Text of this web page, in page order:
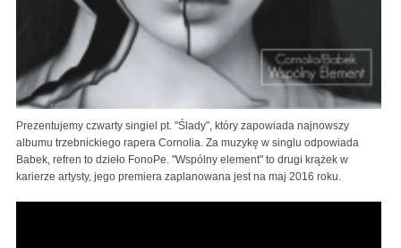
Prezentujemy czwarty singiel pt. "Ślady”, który zapowiada najnowszy
albumu trzebnickiego rapera Cornolia. Za muzykę w singlu odpowiada
Babek, refren to dzieło FonoPe. "Wspólny element" to drugi krążek w
karierze artysty, jego premiera zaplanowana jest na maj 2016 roku.